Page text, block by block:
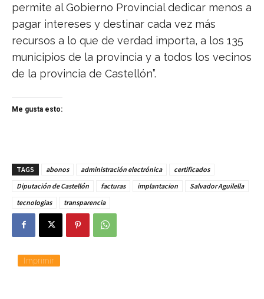
permite al Gobierno Provincial dedicar menos a
pagar intereses y destinar cada vez más
recursos a lo que de verdad importa, a los 135
municipios de la provincia y a todos los vecinos
de la provincia de Castellón”.
Me gusta esto:
TAGS abonos administración electrónica
certificados
Diputación de Castellón
facturas implantacion
Salvador Aguilella
tecnologias
transparencia
Imprimir